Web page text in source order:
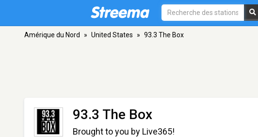
Amérique du Nord » United States » 93.3 The Box
93.3 The Box
Brought to you by Live365!